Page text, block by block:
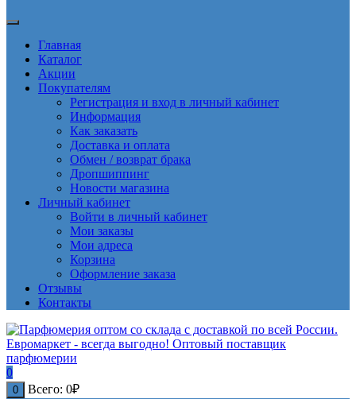
Главная
Каталог
Акции
Покупателям
Регистрация и вход в личный кабинет
Информация
Как заказать
Доставка и оплата
Обмен / возврат брака
Дропшиппинг
Новости магазина
Личный кабинет
Войти в личный кабинет
Мои заказы
Мои адреса
Корзина
Оформление заказа
Отзывы
Контакты
0
0 Всего: 0₽